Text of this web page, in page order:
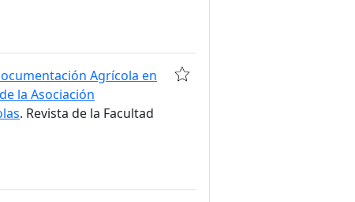
Agrícola en
la Asociación
. Revista de la Facultad